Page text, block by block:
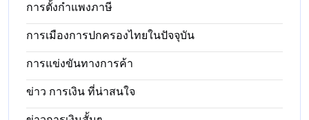
การตั้งกำแพงภาษี
การเมืองการปกครองไทยในปัจจุบัน
การแข่งขันทางการค้า
ข่าว การเงิน ที่น่าสนใจ